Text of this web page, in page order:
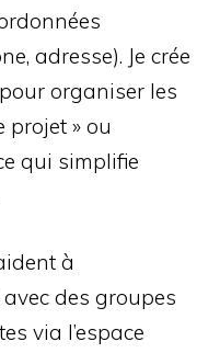
adresse). Je crée
organiser les
projet » ou
qui simplifie
à
des groupes
via l’espace